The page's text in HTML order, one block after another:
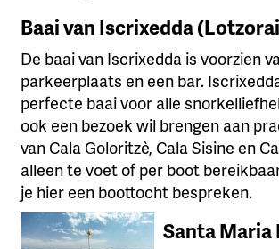
Baai van Iscrixedda
De baai van Iscrixedda is voorzien
parkeerplaats en een bar.
perfecte baai voor alle
ook een bezoek wil brengen aan
van Cala Goloritzè, Cala Sisine en
alleen te voet of per boot
je hier een boottocht bespreken.
Santa Maria